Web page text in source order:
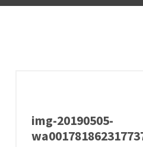
img-20190505-